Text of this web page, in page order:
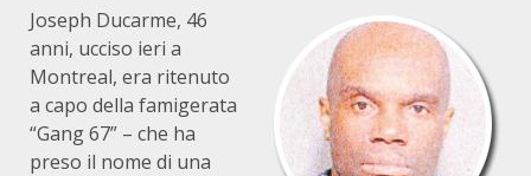
Joseph Ducarme, 46
anni, ucciso ieri a
Montreal, era ritenuto
a capo della famigerata
“Gang 67” – che ha
preso il nome di una